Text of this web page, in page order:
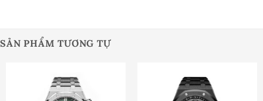
SẢN PHẨM TƯƠNG TỰ